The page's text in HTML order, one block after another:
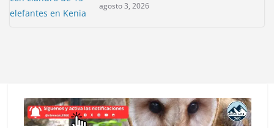
agosto 3, 2026